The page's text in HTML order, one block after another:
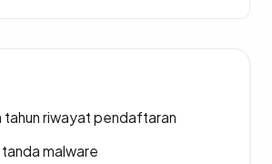
riwayat pendaftaran
malware